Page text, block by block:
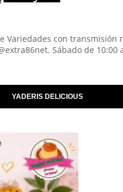
Variedades con transmisión
Sábado de 10:00
YADERIS DELICIOUS